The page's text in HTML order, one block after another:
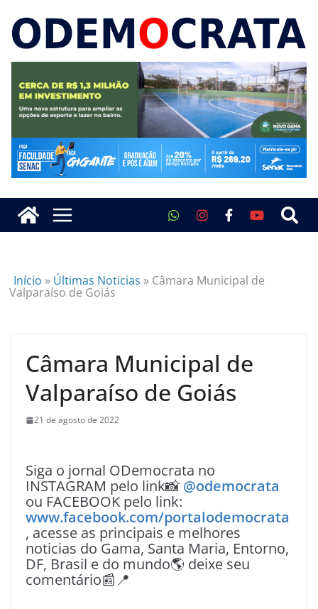
Início » Últimas Noticias » Câmara Municipal de
Valparaíso de Goiás
Câmara Municipal de
Valparaíso de Goiás
21 de agosto de 2022
Siga o jornal ODemocrata no
INSTAGRAM pelo link📸 @odemocrata
ou FACEBOOK pelo link:
www.facebook.com/portalodemocrata
, acesse as principais e melhores
noticias do Gama, Santa Maria, Entorno,
DF, Brasil e do mundo🌎 deixe seu
comentário📰📍